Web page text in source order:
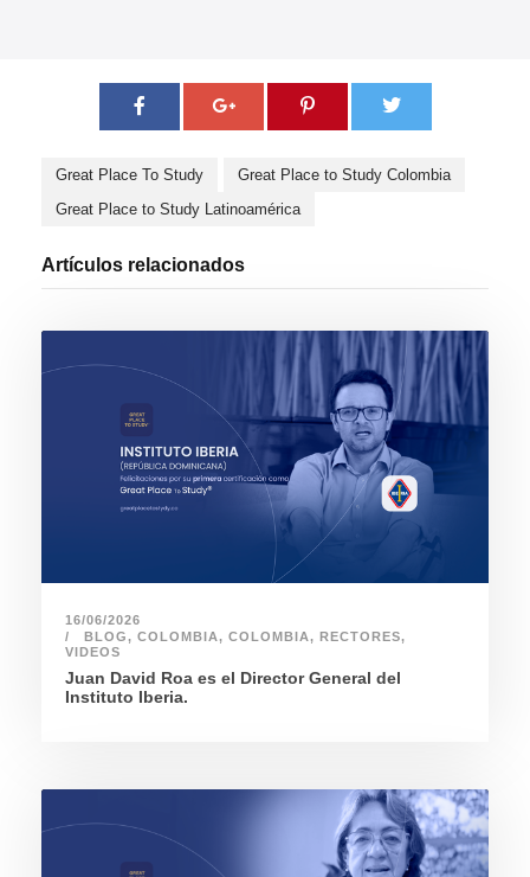
Great Place To Study
Great Place to Study Colombia
Great Place to Study Latinoamérica
Artículos relacionados
16/06/2026
BLOG, COLOMBIA, COLOMBIA, RECTORES,
VIDEOS
Juan David Roa es el Director General del
Instituto Iberia.